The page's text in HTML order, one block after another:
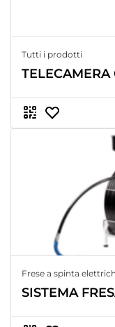
Tutti i prodotti
TELECAMERA
Frese a spinta
SISTEMA